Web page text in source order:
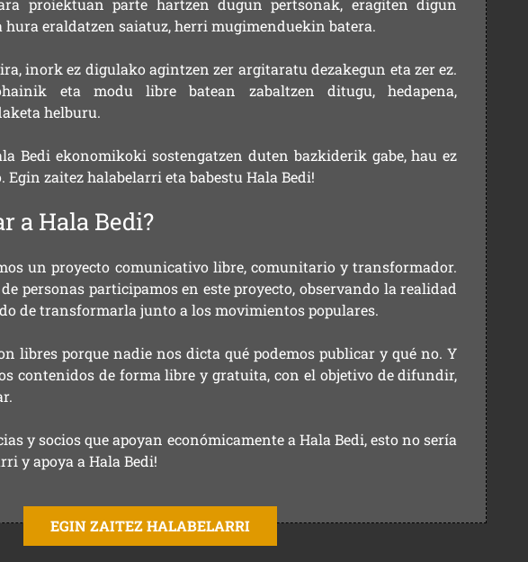
proiektuan parte hartzen dugun pertsonak, eragiten digun
hura eraldatzen saiatuz, herri mugimenduekin batera.
inork ez digulako agintzen zer argitaratu dezakegun eta zer ez.
eta modu libre batean zabaltzen ditugu, hedapena,
helburu.
Bedi ekonomikoki sostengatzen duten bazkiderik gabe, hau ez
Egin zaitez halabelarri eta babestu Hala Bedi!
a Hala Bedi?
un proyecto comunicativo libre, comunitario y transformador.
personas participamos en este proyecto, observando la realidad
de transformarla junto a los movimientos populares.
libres porque nadie nos dicta qué podemos publicar y qué no. Y
contenidos de forma libre y gratuita, con el objetivo de difundir,
y socios que apoyan económicamente a Hala Bedi, esto no sería
y apoya a Hala Bedi!
EGIN ZAITEZ HALABELARRI